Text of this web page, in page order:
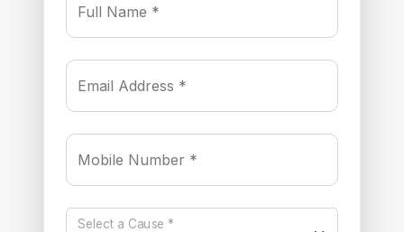
Full Name *
Email Address *
Mobile Number *
Select a Cause *